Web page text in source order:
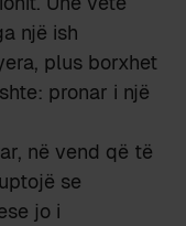
një ish
plus borxhet
pronar i një
në vend që të
se
jo i